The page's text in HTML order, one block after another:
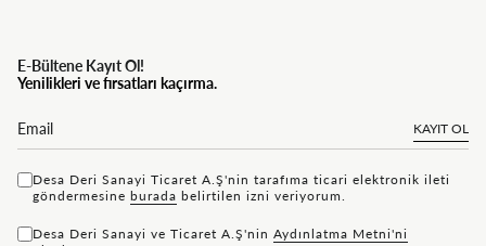
E-Bültene Kayıt Ol!
Yenilikleri ve fırsatları kaçırma.
KAYIT OL
Desa Deri Sanayi Ticaret A.Ş'nin tarafıma ticari elektronik ileti
göndermesine bu rada belirtilen izni veriyorum.
Desa Deri Sanayi ve Ticaret A.Ş'nin Aydınlatma Metni'ni